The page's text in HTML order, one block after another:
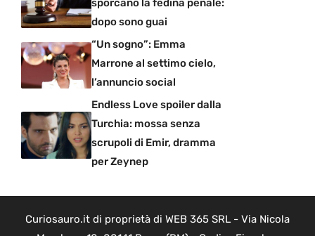
sporcano la fedina penale:
dopo sono guai
“Un sogno”: Emma
Marrone al settimo cielo,
l’annuncio social
Endless Love spoiler dalla
Turchia: mossa senza
scrupoli di Emir, dramma
per Zeynep
Curiosauro.it di proprietà di WEB 365 SRL - Via Nicola